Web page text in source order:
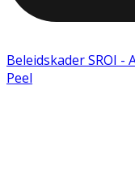
Beleidskader SROI
Peel